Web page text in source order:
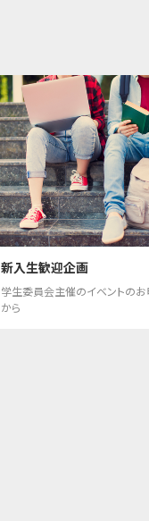
新入生歓迎企画
学生委員会主催のイベントのお
から